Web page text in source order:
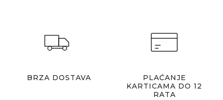
BRZA DOSTAVA
PLAĆANJE
KARTICAMA DO 12
RATA